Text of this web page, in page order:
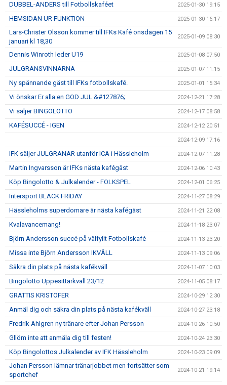
DUBBEL-ANDERS till Fotbollskaféet 2025-01-30 19:15
HEMSIDAN UR FUNKTION 2025-01-30 16:17
Lars-Christer Olsson kommer till IFKs Kafé onsdagen 15
januari kl 18,30
2025-01-09 08:30
Dennis Winroth leder U19 2025-01-08 07:50
JULGRANSVINNARNA 2025-01-07 11:15
Ny spännande gäst till IFKs fotbollskafé. 2025-01-01 15:34
Vi önskar Er alla en GOD JUL &#127876; 2024-12-21 17:28
Vi säljer BINGOLOTTO 2024-12-17 08:58
KAFÉSUCCÉ - IGEN 2024-12-12 20:51
2024-12-09 17:16
IFK säljer JULGRANAR utanför ICA i Hässleholm 2024-12-07 11:28
Martin Ingvarsson är IFKs nästa kafégäst 2024-12-06 10:43
Köp Bingolotto & Julkalender - FOLKSPEL 2024-12-01 06:25
Intersport BLACK FRIDAY 2024-11-27 08:29
Hässleholms superdomare är nästa kafégäst 2024-11-21 22:08
Kvalavancemang! 2024-11-18 23:07
Björn Andersson succé på välfyllt Fotbollskafé 2024-11-13 23:20
Missa inte Björn Andersson IKVÄLL 2024-11-13 09:06
Säkra din plats på nästa kafékväll 2024-11-07 10:03
Bingolotto Uppesittarkväll 23/12 2024-11-05 08:17
GRATTIS KRISTOFER 2024-10-29 12:30
Anmäl dig och säkra din plats på nästa kafékväll 2024-10-27 23:18
Fredrik Ahlgren ny tränare efter Johan Persson 2024-10-26 10:50
Gllöm inte att anmäla dig till festen! 2024-10-24 23:30
Köp Bingolottos Julkalender av IFK Hässleholm 2024-10-23 09:09
Johan Persson lämnar tränarjobbet men fortsätter som
sportchef
2024-10-21 19:14